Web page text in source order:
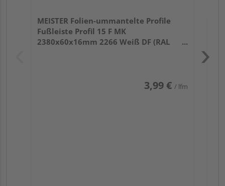
MEISTER Folien-ummantelte Profile
Fußleiste Profil 15 F MK
2380x60x16mm 2266 Weiß DF (RAL
3,99 € / lfm